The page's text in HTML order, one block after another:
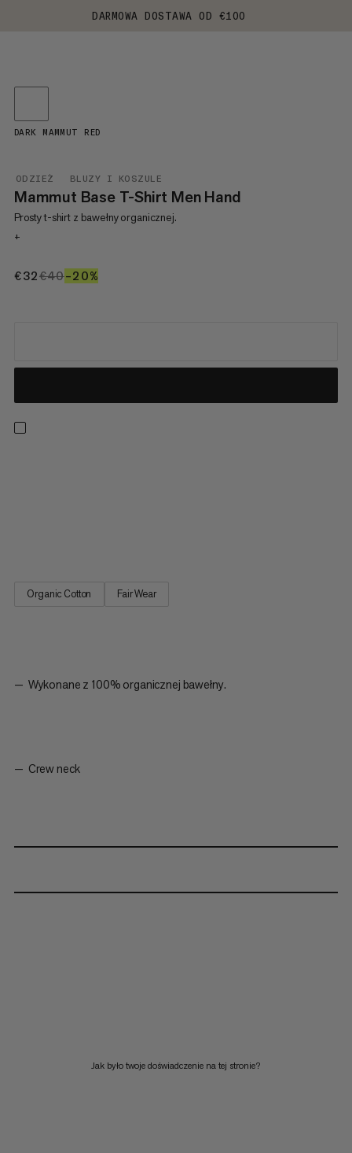
DARMOWA DOSTAWA OD €100
ODZIEŻ BLUZY I KOSZULE
Mammut Base T-Shirt Men Hand
Prosty t-shirt z bawełny organicznej.
+
€32€32
€40€40
–20%
DARK MAMMUT RED
Organic Cotton Fair Wear
Wykonane z 100% organicznej bawełny.
Crew neck
Jak było twoje doświadczenie na tej stronie?